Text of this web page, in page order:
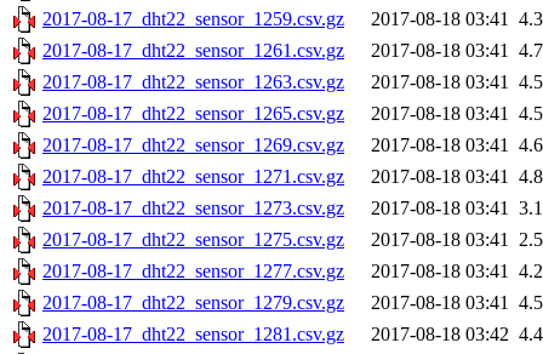
2017-08-17_dht22_sensor_1259.csv.gz
2017-08-18 03:41
2017-08-17_dht22_sensor_1261.csv.gz
2017-08-18 03:41
2017-08-17_dht22_sensor_1263.csv.gz
2017-08-18 03:41
2017-08-17_dht22_sensor_1265.csv.gz
2017-08-18 03:41
2017-08-17_dht22_sensor_1269.csv.gz
2017-08-18 03:41
2017-08-17_dht22_sensor_1271.csv.gz
2017-08-18 03:41
2017-08-17_dht22_sensor_1273.csv.gz
2017-08-18 03:41
2017-08-17_dht22_sensor_1275.csv.gz
2017-08-18 03:41
2017-08-17_dht22_sensor_1277.csv.gz
2017-08-18 03:41
2017-08-17_dht22_sensor_1279.csv.gz
2017-08-18 03:41
2017-08-17_dht22_sensor_1281.csv.gz
2017-08-18 03:42